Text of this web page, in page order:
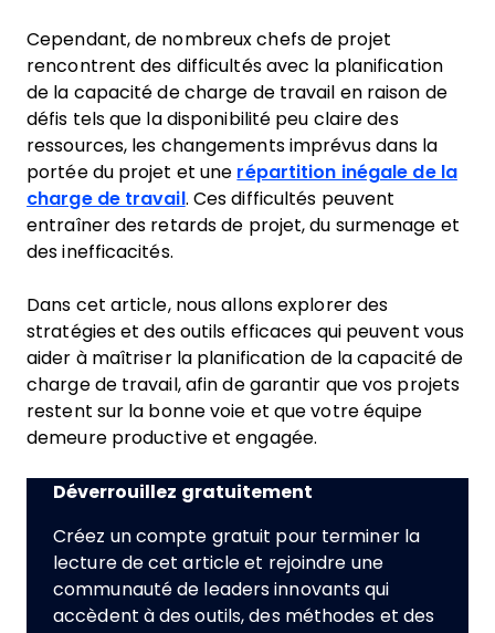
Cependant, de nombreux chefs de projet
rencontrent des difficultés avec la planification
de la capacité de charge de travail en raison de
défis tels que la disponibilité peu claire des
ressources, les changements imprévus dans la
portée du projet et une répartition inégale de la
charge de travail . Ces difficultés peuvent
entraîner des retards de projet, du surmenage et
des inefficacités.
Dans cet article, nous allons explorer des
stratégies et des outils efficaces qui peuvent vous
aider à maîtriser la planification de la capacité de
charge de travail, afin de garantir que vos projets
restent sur la bonne voie et que votre équipe
demeure productive et engagée.
Déverrouillez gratuitement
Créez un compte gratuit pour terminer la
lecture de cet article et rejoindre une
communauté de leaders innovants qui
accèdent à des outils, des méthodes et des